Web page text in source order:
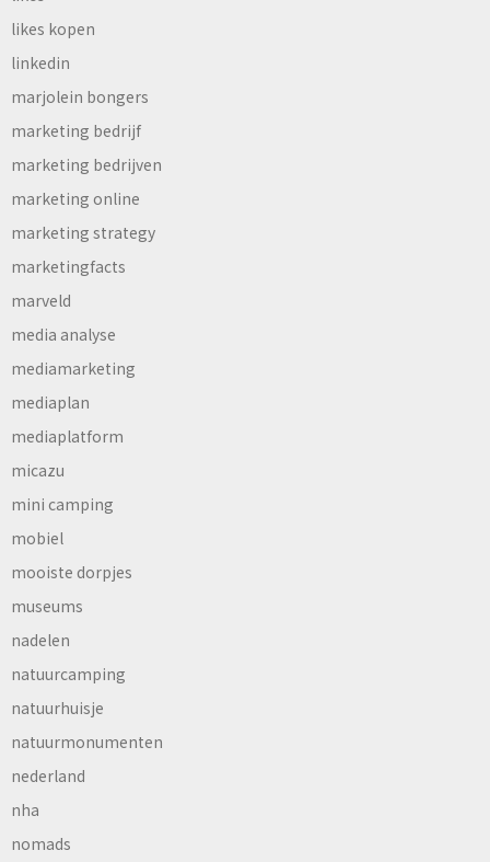
likes kopen
linkedin
marjolein bongers
marketing bedrijf
marketing bedrijven
marketing online
marketing strategy
marketingfacts
marveld
media analyse
mediamarketing
mediaplan
mediaplatform
micazu
mini camping
mobiel
mooiste dorpjes
museums
nadelen
natuurcamping
natuurhuisje
natuurmonumenten
nederland
nha
nomads